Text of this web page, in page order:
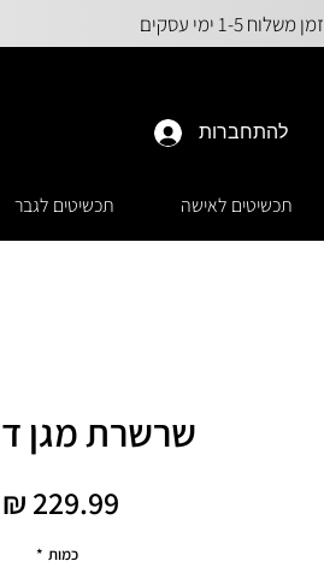
זמן משלוח 1-5 ימי עסקים
להתחברות
תכשיטים לאישה תכשיטים לגבר
שרשרת מגן
כמות *